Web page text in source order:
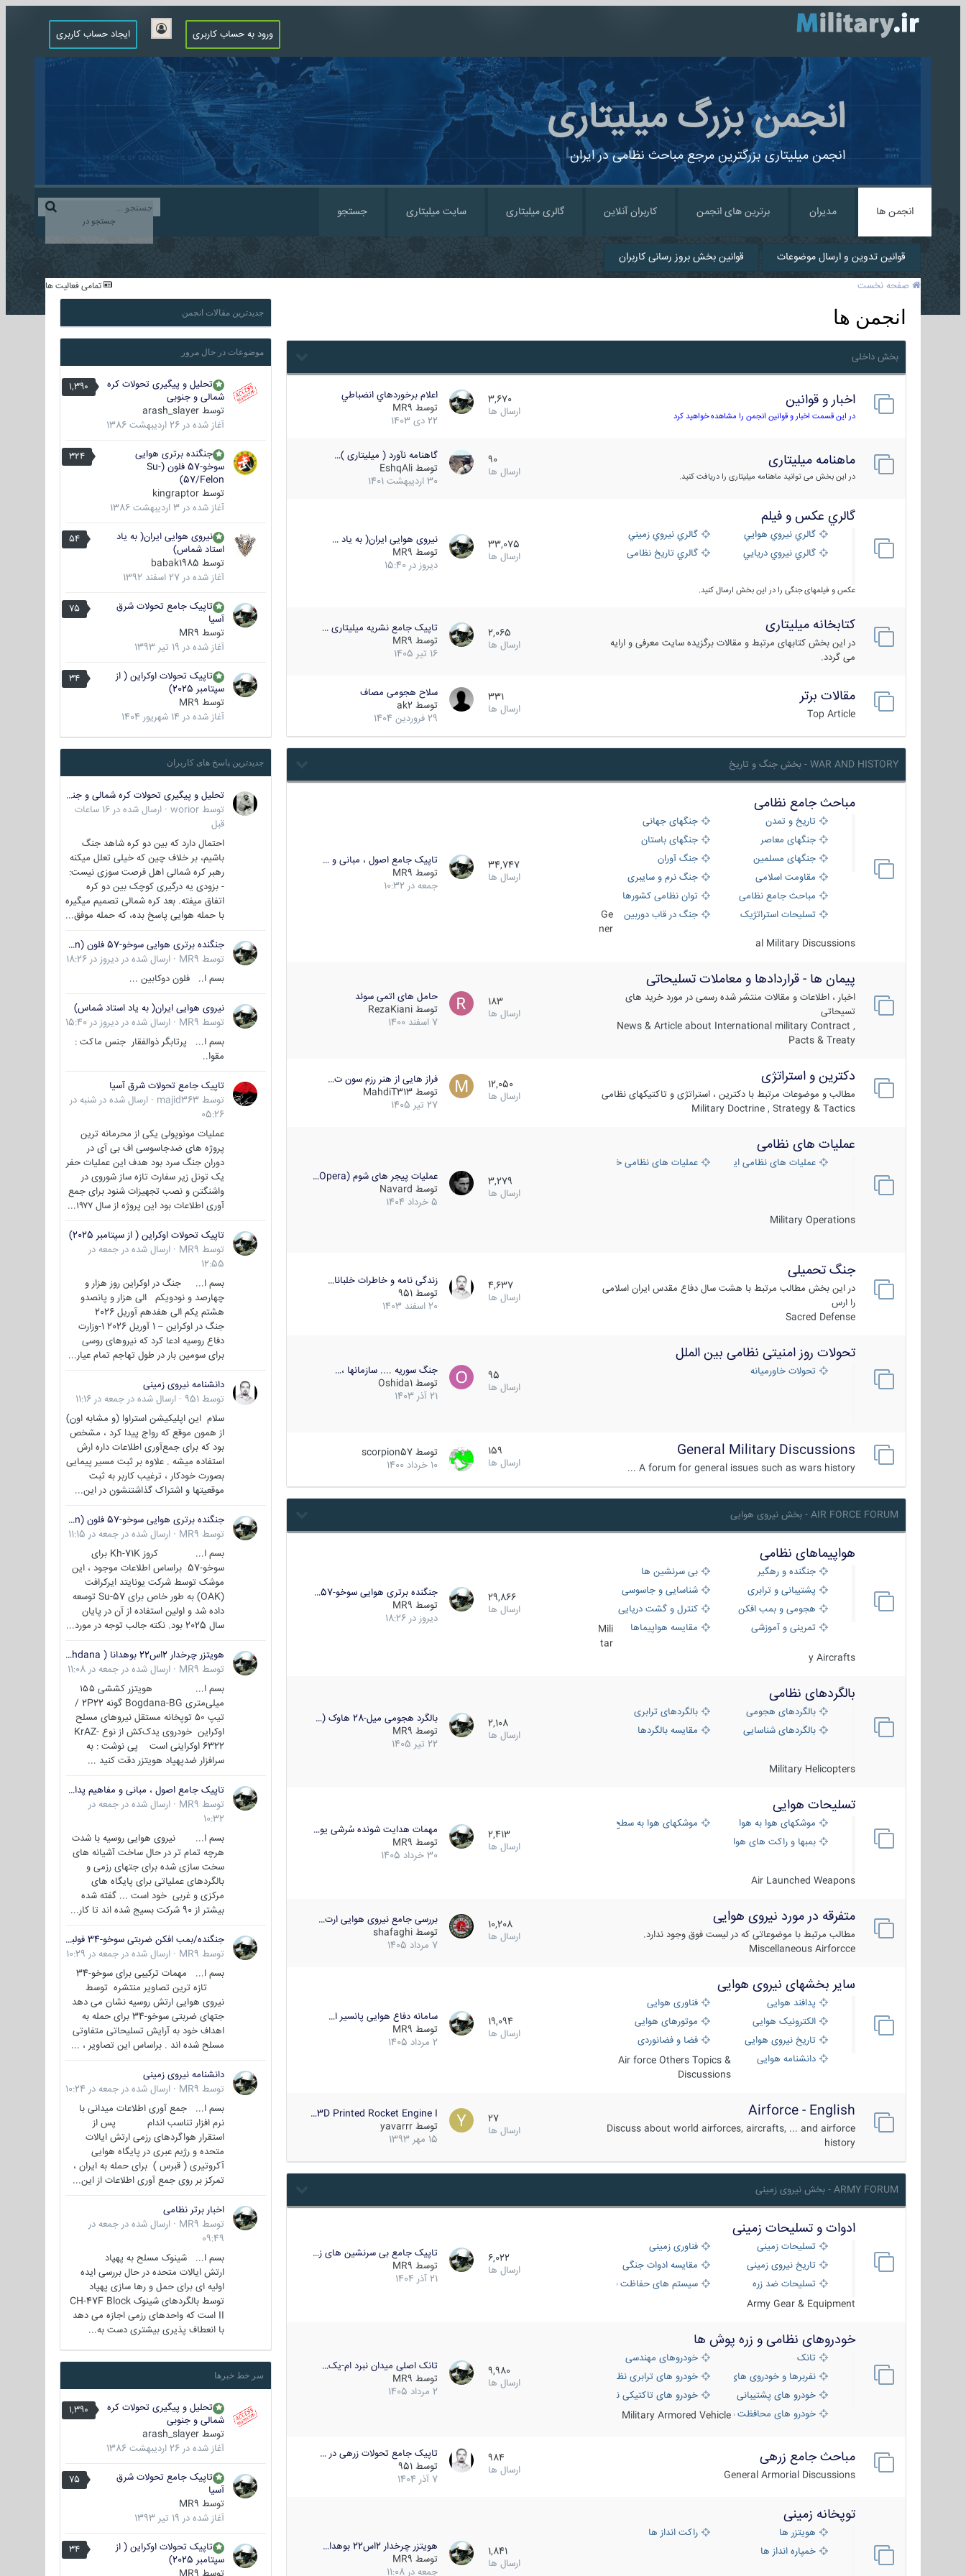
ورود به حساب کاربری ایجاد حساب کاربری
انجمن بزرگ میلیتاری
انجمن میلیتاری بزرگترین مرجع مباحث نظامی در ایران
جستجو در
انجمن ها مدیران برترین های انجمن کاربران آنلاین گالری میلیتاری سایت میلیتاری جستجو
قوانین تدوین و ارسال موضوعات قوانین بخش بروز رسانی کاربران
تمامی فعالیت ها صفحه نخست
انجمن ها
بخش داخلی
اخبار و قوانین
در این قسمت اخبار و قوانین انجمن را مشاهده خواهید کرد
3,670
ارسال ها
اعلام برخوردهاي انضباطي
توسط MR9
22 دی 1403
ماهنامه میلیتاری
در این بخش می توانید ماهنامه میلیتاری را دریافت کنید.
90
ارسال ها
گاهنامه نآورد ( میلیتاری )…
توسط EshqAli
30 اردیبهشت 1401
گالري عكس و فيلم
گالري نيروي هوايي
گالري نيروي زميني
گالري نيروي دريايي
گالري تاریخ نظامی
عکس و فیلمهای جنگی را در این بخش ارسال کنید.
33,075
ارسال ها
نیروی هوایی ایران( به یاد …
توسط MR9
دیروز در 15:40
کتابخانه میلیتاری
در این بخش کتابهای مرتبط و مقالات برگزیده سایت معرفی و ارایه
می گردد.
2,065
ارسال ها
تاپیک جامع نشریه میلیتاری …
توسط MR9
16 تیر 1405
مقالات برتر
Top Article
331
ارسال ها
سلاح هجومی مصاف
توسط ak2
29 فروردین 1404
WAR AND HISTORY - بخش جنگ و تاریخ
مباحث جامع نظامی
تاریخ و تمدن
جنگهای جهانی
جنگهای معاصر
جنگهای باستان
جنگهای مسلمین
جنگ آوران
مقاومت اسلامی
جنگ نرم و سایبری
مباحث جامع نظامی
توان نظامی کشورها
تسلیحات استراتژیک
جنگ در قاب دوربین
Ge
ner
al Military Discussions
34,747
ارسال ها
تاپیک جامع اصول ، مبانی و …
توسط MR9
جمعه در 10:32
پیمان ها - قراردادها و معاملات تسلیحاتی
اخبار ، اطلاعات و مقالات منتشر شده رسمی در مورد خرید های
تسیحاتی
News & Article about International military Contract ,
Pacts & Treaty
183
ارسال ها
حامل های اتمی سوئد
توسط RezaKiani
7 اسفند 1400
دکترین و استراتژی
مطالب و موضوعات مرتبط با دکترین ، استراتژی و تاکتیکهای نظامی
Military Doctrine , Strategy & Tactics
12,050
ارسال ها
فراز هایی از هنر رزم سون ت…
توسط MahdiT313
27 تیر 1405
عملیات های نظامی
عملیات های نظامی ایران عملیات های نظامی خارجی
Military Operations
3,279
ارسال ها
عملیات پیجر های شوم (Opera…
توسط Navard
5 خرداد 1404
جنگ تحمیلی
در این بخش مطالب مرتبط با هشت سال دفاع مقدس ایران اسلامی
را ارس
Sacred Defense
4,637
ارسال ها
زندگی نامه و خاطرات خلبانا…
توسط 951
20 اسفند 1403
تحولات روز امنیتی نظامی بین الملل
تحولات خاورمیانه
95
ارسال ها
جنگ سوریه .... سازمانها ،…
توسط Oshida1
21 آذر 1403
General Military Discussions
A forum for general issues such as wars history ...
159
ارسال ها
توسط scorpion57
10 خرداد 1400
AIR FORCE FORUM - بخش نیروی هوایی
هواپیماهای نظامی
جنگنده و رهگیر
بی سرنشین ها
پشتیبانی و ترابری
شناسایی و جاسوسی
هجومی و بمب افکن
کنترل و گشت دریایی
تمرینی و آموزشی
مقایسه هواپیماها
Mili
tar
y Aircrafts
29,866
ارسال ها
جنگنده برتری هوایی سوخو-57…
توسط MR9
دیروز در 18:26
بالگردهای نظامی
بالگردهای هجومی
بالگردهای ترابری
بالگردهای شناسایی
مقایسه بالگردها
Military Helicopters
2,108
ارسال ها
بالگرد هجومی میل-28 هاوک (…
توسط MR9
22 تیر 1405
تسلیحات هوایی
موشکهای هوا به هوا
موشکهای هوا به سطح
بمبها و راکت های هوایی
Air Launched Weapons
2,413
ارسال ها
مهمات هدایت شونده سُرشی یو…
توسط MR9
30 خرداد 1405
متفرقه در مورد نیروی هوایی
مطالب مرتبط با موضوعاتی که در لیست فوق وجود ندارد.
Miscellaneous Airforcce
10,208
ارسال ها
بررسی جامع نیروی هوایی ارت…
توسط shafaghi
7 مرداد 1405
سایر بخشهای نیروی هوایی
پدافند هوایی
فناوری هوایی
الکترونیک هوایی
موتورهای هوایی
تاریخ نیروی هوایی
فضا و فضانوردی
دانشنامه هوایی
Air force Others Topics &
Discussions
19,094
ارسال ها
سامانه دفاع هوایی پانسیر ا…
توسط MR9
2 مرداد 1405
Airforce - English
Discuss about world airforces, aircrafts, ... and airforce
history
27
ارسال ها
3D Printed Rocket Engine I…
توسط yavarrr
15 مهر 1393
ARMY FORUM - بخش نیروی زمینی
ادوات و تسلیحات زمینی
تسلیحات زمینی
فناوری زمینی
تاریخ نیروی زمینی
مقایسه ادوات جنگی
تسلیحات ضد زره
سیستم های حفاظت فعال
Army Gear & Equipment
6,022
ارسال ها
تاپیک جامع بی سرنشین های ز…
توسط MR9
21 آذر 1404
خودروهای نظامی و زره پوش ها
تانک
خودروهای مهندسی
نفربرها و خودروی های رزمی پیاده نظامخودرو های ترابری نظامی
خودرو های پشتیبانی آتش ، شناسایی و ضد تانک
خودرو های تاکتیکی نظامی
خودرو های محافظت شدهMilitary Armored Vehicle
9,980
ارسال ها
تانک اصلی میدان نبرد ام-یک…
توسط MR9
2 مرداد 1405
مباحث جامع زرهی
General Armorial Discussions
984
ارسال ها
تاپیک جامع تحولات زرهی در …
توسط 951
7 آذر 1404
توپخانه زمینی
هویتزر ها
راکت انداز ها
خمپاره انداز ها
1,841
ارسال ها
هویتزر چرخدار 2اس22 بوهدا…
توسط MR9
جمعه در 11:08
جدیدترین مقالات انجمن
موضوعات در حال مرور
1,390
تحلیل و پیگیری تحولات کره
شمالی و جنوبی
توسط arash_slayer
آغاز شده در 26 اردیبهشت 1386
324
جنگنده برتری هوایی
سوخو-57 فلون (Su-
57/Felon)
توسط kingraptor
آغاز شده در 3 اردیبهشت 1386
54
نیروی هوایی ایران( به یاد
استاد شماس)
توسط babak1985
آغاز شده در 27 اسفند 1392
75
تاپیک جامع تحولات شرق
آسیا
توسط MR9
آغاز شده در 19 تیر 1393
34
تاپیک تحولات اوکراین ( از
سپتامبر 2025)
توسط MR9
آغاز شده در 14 شهریور 1404
جدیدترین پاسخ های کاربران
تحلیل و پیگیری تحولات کره شمالی و جنوبی
توسط worior
· ارسال شده در
16 ساعات
قبل
احتمال دارد که بین دو کره شاهد جنگ
باشیم، بر خلاف چین که خیلی تعلل میکنه
رهبر کره شمالی اهل فرصت سوزی نیست:
- بزودی یه درگیری کوچک بین دو کره
اتفاق میفته. بعد کره شمالی تصمیم میگیره
با حمله هوایی پاسخ بده، که حمله موفق...
جنگنده برتری هوایی سوخو-57 فلون (Su-57/Felon)
توسط MR9
· ارسال شده در دیروز در 18:26
بسم ا.. فلون دوکابین ...
نیروی هوایی ایران( به یاد استاد شماس)
توسط MR9
· ارسال شده در دیروز در 15:40
بسم ا... پرتابگر ذوالفقار جنس ماکت :
مقوا..
تاپیک جامع تحولات شرق آسیا
توسط majid363
· ارسال شده در شنبه در
05:26
عملیات مونوپولی یکی از محرمانه ترین
پروژه های ضدجاسوسی اف بی آی در
دوران جنگ سرد بود هدف این عملیات حفر
یک تونل زیر سفارت تازه ساز شوروی در
واشنگتن و نصب تجهیزات شنود برای جمع
آوری اطلاعات بود این پروژه از سال ۱۹۷۷...
تاپیک تحولات اوکراین ( از سپتامبر 2025)
توسط MR9
· ارسال شده در جمعه در
12:55
بسم ا... جنگ در اوکراین روز هزار و
چهارصد و نودویکم الی هزار و پانصدو
هشتم یکم الی هفدهم آوریل 2026
جنگ در اوکراین – 1 آوریل 2026 1-وزارت
دفاع روسیه ادعا کرد که نیروهای روسی
برای سومین بار در طول تهاجم تمام عیار...
دانشنامه نیروی زمینی
توسط 951
· ارسال شده در جمعه در 11:16
سلام این اپلیکیشن استراوا (و مشابه اون)
از همون موقع که رواج پیدا کرد ، مشخص
بود که برای جمع‌آوری اطلاعات داره ارش
استفاده میشه . علاوه بر ثبت مسیر پیمایی
بصورت خودکار ، ترغیب کاربر به ثبت
موقعیتها و اشتراک‌ گذاشتنشون در این...
جنگنده برتری هوایی سوخو-57 فلون (Su-57/Felon)
توسط MR9
· ارسال شده در جمعه در 11:15
بسم ا... کروز Kh-71K برای
سوخو-57 براساس اطلاعات موجود ، این
موشک توسط شرکت یونایتد ایرکرافت
(OAK) به طور خاص برای Su-57 توسعه
داده شد و اولین استفاده از آن در پایان
سال 2025 بود. نکته جالب توجه در مورد...
هویتزر چرخدار 2اس22 بوهدانا ( wheeled howitzer 2S22 Bohdana )
توسط MR9
· ارسال شده در جمعه در 11:08
بسم ا... هویتزر کششی ۱۵۵
میلی‌متری Bogdana-BG گونه 2P22 /
تیپ ۵۰ توپخانه مستقل نیروهای مسلح
اوکراین خودروی یدک‌کش از نوع KrAZ-
6322 اوکراینی است پی نوشت : به
سرافزار ضدپهپاد هویتزر دقت کنید ...
تاپیک جامع اصول ، مبانی و مفاهیم پدافند غیر عامل
توسط MR9
· ارسال شده در جمعه در
10:32
بسم ا... نیروی هوایی روسیه با شدت
هرچه تمام تر در حال ساخت آشیانه های
سخت سازی شده برای جتهای رزمی و
بالگردهای عملیاتی برای پایگاه های
مرکزی و غربی خود است ... گفته شده
بیشتر از 90 شرکت بسیج شده اند تا کار...
جنگنده/بمب افکن ضربتی سوخو-34 فولبک ( Sukhoi Su-34/Fullback)
توسط MR9
· ارسال شده در جمعه در 10:29
بسم ا... مهمات ترکیبی برای سوخو-34
تازه ترین تصاویر منتشره توسط
نیروی هوایی ارتش روسیه نشان می دهد
جتهای ضربتی سوخو-34 برای حمله به
اهداف خود به آرایش تسلیحاتی متفاوتی
مسلح شده اند . براساس این تصاویر ، ...
دانشنامه نیروی زمینی
توسط MR9
· ارسال شده در جمعه در 10:24
بسم ا... جمع آوری اطلاعات میدانی با
نرم افزار تناسب اندام پس از
استقرار هواگردهای رزمی ارتش ایالات
متحده و رژیم عبری در پایگاه هوایی
آکروتیری ( قبرس ) برای حمله به ایران ،
تمرکز بر روی جمع آوری اطلاعات از این...
اخبار برتر نظامی
توسط MR9
· ارسال شده در جمعه در
09:49
بسم ا... شینوک مسلح به پهپاد
ارتش ایالات متحده در حال بررسی ایده
اولیه ای برای حمل و رها سازی پهپاد
توسط بالگردهای شینوک CH-47F Block
II است که واحدهای رزمی اجازه می دهد
با انعطاف پذیری بیشتری دست به...
سر خط خبرها
1,390
تحلیل و پیگیری تحولات کره
شمالی و جنوبی
توسط arash_slayer
آغاز شده در 26 اردیبهشت 1386
75
تاپیک جامع تحولات شرق
آسیا
توسط MR9
آغاز شده در 19 تیر 1393
34
تاپیک تحولات اوکراین ( از
سپتامبر 2025)